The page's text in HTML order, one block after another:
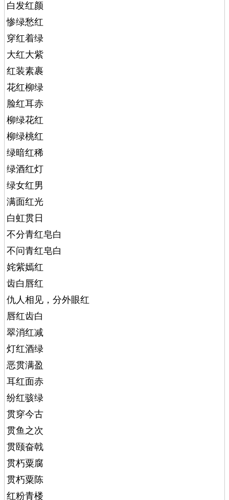
白发红颜
惨绿愁红
穿红着绿
大红大紫
红装素裹
花红柳绿
脸红耳赤
柳绿花红
柳绿桃红
绿暗红稀
绿酒红灯
绿女红男
满面红光
白虹贯日
不分青红皂白
不问青红皂白
姹紫嫣红
齿白唇红
仇人相见，分外眼红
唇红齿白
翠消红减
灯红酒绿
恶贯满盈
耳红面赤
纷红骇绿
贯穿今古
贯鱼之次
贯颐奋戟
贯朽粟腐
贯朽粟陈
红粉青楼